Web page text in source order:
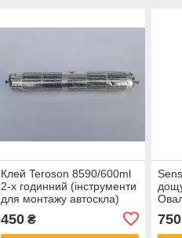
Клей Teroson 8590/600ml
2-х годинний (інструменти
для монтажу автоскла)
450₴ 750